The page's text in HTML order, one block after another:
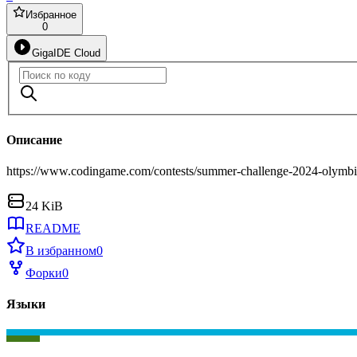
Избранное
0
GigaIDE Cloud
Описание
https://www.codingame.com/contests/summer-challenge-2024-
24 KiB
README
В избранном0
Форки0
Языки